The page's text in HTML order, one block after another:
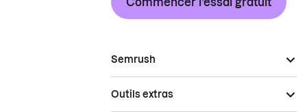
Semrush
Outils extras